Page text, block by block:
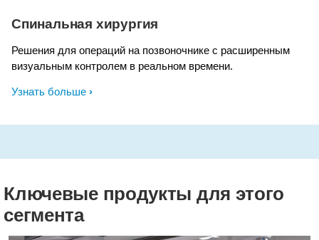
Спинальная хирургия
Решения для операций на позвоночнике с расширенным
визуальным контролем в реальном времени.
Узнать больше
Ключевые продукты для этого
сегмента